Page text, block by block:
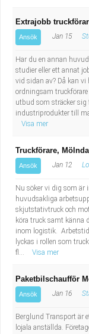
Extrajobb
Ansök Jan 15
Har du en annan
studier eller ett annat
vid sidan av? Då kan
ordningsam truckförare
utbud som sträcker
industriprodukter till
Visa mer
Truckförare, Mölndal
Ansök Jan 12
Nu söker vi dig som är
huvudsakliga
skjutstativtruck och
köra truck samt känna
inom logistik.
lyckas i rollen som
fl...
Visa mer
Paketbilschaufför
Ansök Jan 16
Berglund Transport är
lojala anställda.